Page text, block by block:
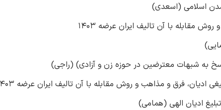
مقابله با آن تالیف ایران عرضه 1403
ادیان، فرق و مذاهب و روش مقابله با آن تالیف ایران عرضه 1403